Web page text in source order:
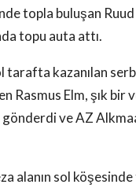
topla buluşan
topu auta attı.
tarafta kazanılan
Rasmus Elm, şık bir
ve AZ
alanın sol